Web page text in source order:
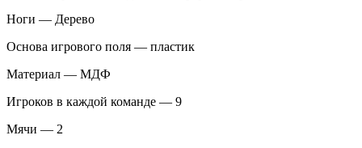
Ноги — Дерево
Основа игрового поля — пластик
Материал — МДФ
Игроков в каждой команде — 9
Мячи — 2